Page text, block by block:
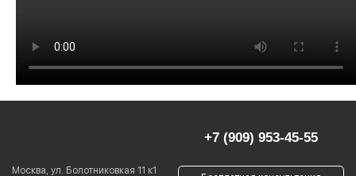
Москва, ул. Болотниковкая 11 к1
+7 (909) 953-45-55